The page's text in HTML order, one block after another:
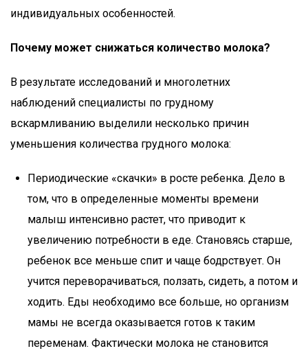
индивидуальных особенностей.
Почему может снижаться количество молока?
В результате исследований и многолетних
наблюдений специалисты по грудному
вскармливанию выделили несколько причин
уменьшения количества грудного молока:
Периодические «скачки» в росте ребенка. Дело в
том, что в определенные моменты времени
малыш интенсивно растет, что приводит к
увеличению потребности в еде. Становясь старше,
ребенок все меньше спит и чаще бодрствует. Он
учится переворачиваться, ползать, сидеть, а потом и
ходить. Еды необходимо все больше, но организм
мамы не всегда оказывается готов к таким
переменам. Фактически молока не становится